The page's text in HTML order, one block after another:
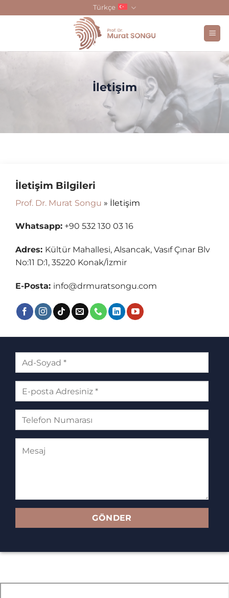
Türkçe
İletişim
İletişim Bilgileri
Prof. Dr. Murat Songu » İletişim
Whatsapp: +90 532 130 03 16
Adres: Kültür Mahallesi, Alsancak, Vasıf Çınar Blv
No:11 D:1, 35220 Konak/İzmir
E-Posta: info@drmuratsongu.com